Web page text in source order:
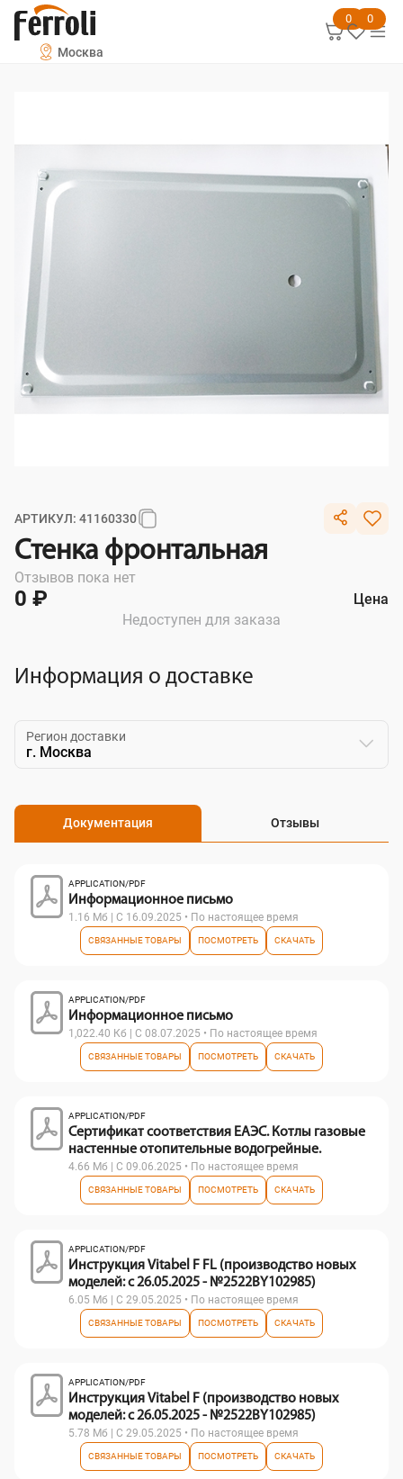
0 0
Москва
АРТИКУЛ: 41160330
Стенка фронтальная
Отзывов пока нет
0 ₽
Цена
Недоступен для заказа
Информация о доставке
Регион доставки
г. Москва
Документация Отзывы
APPLICATION/PDF
Информационное письмо
1.16 Мб | С 16.09.2025 • По настоящее время
СВЯЗАННЫЕ ТОВАРЫ ПОСМОТРЕТЬ СКАЧАТЬ
APPLICATION/PDF
Информационное письмо
1,022.40 Кб | С 08.07.2025 • По настоящее время
СВЯЗАННЫЕ ТОВАРЫ ПОСМОТРЕТЬ СКАЧАТЬ
APPLICATION/PDF
Сертификат соответствия ЕАЭС. Котлы газовые
настенные отопительные водогрейные.
4.66 Мб | С 09.06.2025 • По настоящее время
СВЯЗАННЫЕ ТОВАРЫ ПОСМОТРЕТЬ СКАЧАТЬ
APPLICATION/PDF
Инструкция Vitabel F FL (производство новых
моделей: с 26.05.2025 - №2522BY102985)
6.05 Мб | С 29.05.2025 • По настоящее время
СВЯЗАННЫЕ ТОВАРЫ ПОСМОТРЕТЬ СКАЧАТЬ
APPLICATION/PDF
Инструкция Vitabel F (производство новых
моделей: с 26.05.2025 - №2522BY102985)
5.78 Мб | С 29.05.2025 • По настоящее время
СВЯЗАННЫЕ ТОВАРЫ ПОСМОТРЕТЬ СКАЧАТЬ